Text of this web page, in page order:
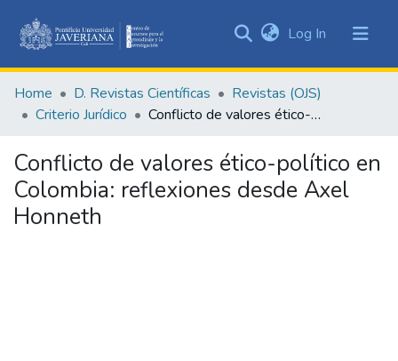
&
Collections
Statistics
Log In (current)
Home D. Revistas Científicas
Revistas (OJS)
Criterio Jurídico
Conflicto de valores ético-político en Colombia: reflexiones desde Axel Honneth
Conflicto de valores ético-político en
Colombia: reflexiones desde Axel
Honneth